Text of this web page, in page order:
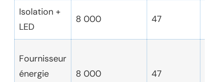
Isolation +
LED
8 000 47
Fournisseur
énergie
8 000 47